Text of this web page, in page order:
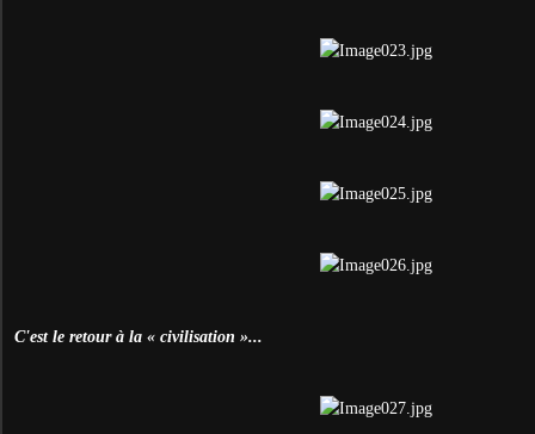
C'est le retour à la « civilisation »...